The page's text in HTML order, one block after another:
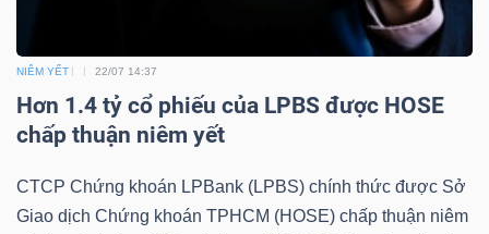
NIÊM YẾT 22/07 14:37
Hơn 1.4 tỷ cổ phiếu của LPBS được HOSE
chấp thuận niêm yết
CTCP Chứng khoán LPBank (LPBS) chính thức được Sở
Giao dịch Chứng khoán TPHCM (HOSE) chấp thuận niêm
TRUYỀN
THÔNG